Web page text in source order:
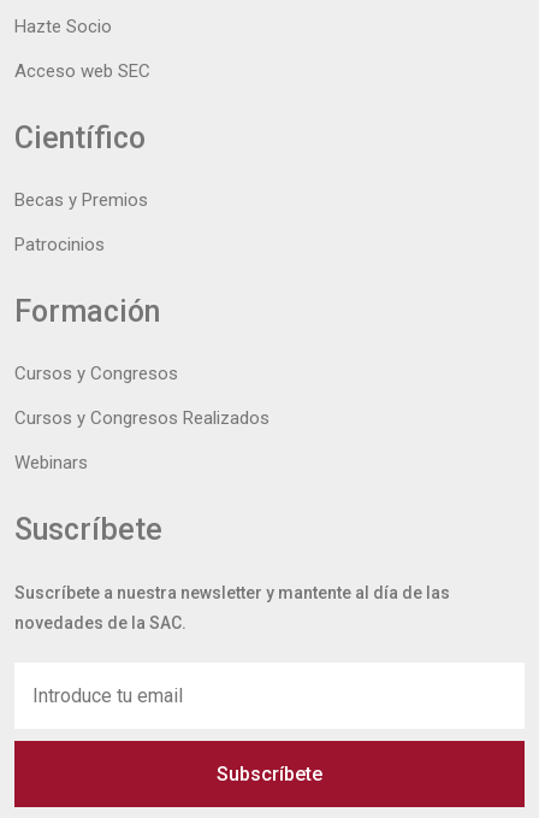
Hazte Socio
Acceso web SEC
Científico
Becas y Premios
Patrocinios
Formación
Cursos y Congresos
Cursos y Congresos Realizados
Webinars
Suscríbete
Suscríbete a nuestra newsletter y mantente al día de las
novedades de la SAC.
Subscríbete